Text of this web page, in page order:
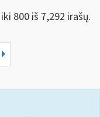
800 iš 7,292 irašų.